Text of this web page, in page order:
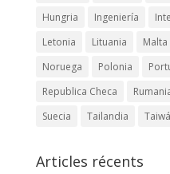
Hungria
Ingeniería
Letonia
Lituania Malta
Noruega
Polonia
Republica Checa
Suecia
Tailandia
Articles récents